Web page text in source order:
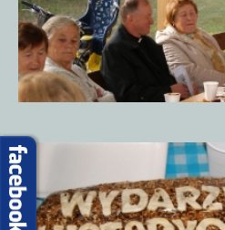
Kontakt
Dzielnicowy
Urząd Gminy
Przydatne numery
Piknik Historyczny